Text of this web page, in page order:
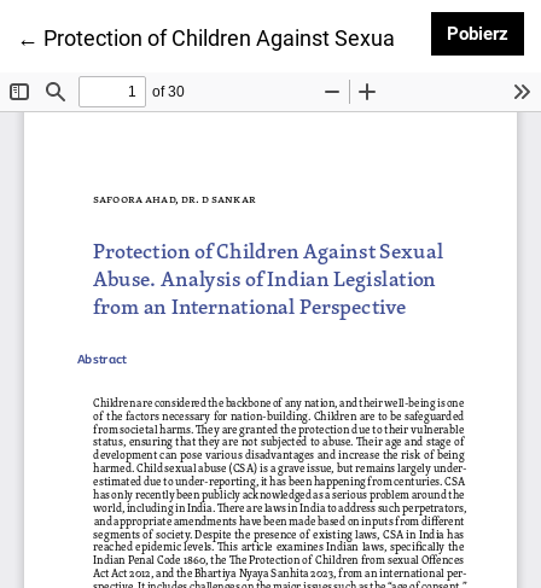
← Wróć do szczegółów artykułu
Protection of Children Against Sexual Abuse.Pobierz